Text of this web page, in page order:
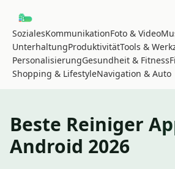
SozialesKommunikationFoto & Video
UnterhaltungProduktivitätTools &
PersonalisierungGesundheit & Fitness
Shopping & LifestyleNavigation & Auto
Beste Reiniger
Android 2026